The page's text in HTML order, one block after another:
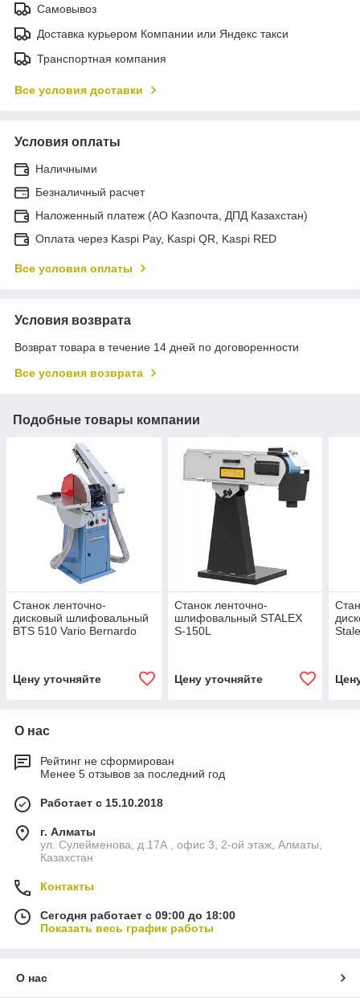
Самовывоз
Доставка курьером Компании или Яндекс такси
Транспортная компания
Все условия доставки
Условия оплаты
Наличными
Безналичный расчет
Наложенный платеж (АО Казпочта, ДПД Казахстан)
Оплата через Kaspi Pay, Kaspi QR, Kaspi RED
Все условия оплаты
Условия возврата
Возврат товара в течение 14 дней по договоренности
Все условия возврата
Подобные товары компании
Станок ленточно-
дисковый шлифовальный
BTS 510 Vario Bernardo
Цену уточняйте
Станок ленточно-
шлифовальный STALEX
S-150L
Цену уточняйте
О нас
Рейтинг не сформирован
Менее 5 отзывов за последний год
Работает с 15.10.2018
г. Алматы
ул. Сулейменова, д.17А , офис 3, 2-ой этаж, Алматы,
Казахстан
Контакты
Сегодня работает с 09:00 до 18:00
Показать весь график работы
О нас